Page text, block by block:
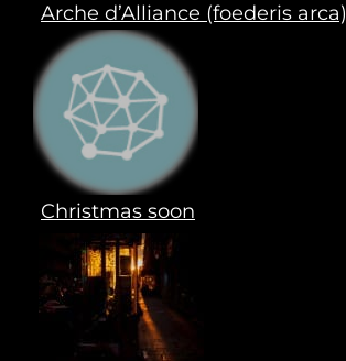
Arche d’Alliance (foederis arca)
Christmas soon